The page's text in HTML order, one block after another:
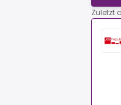
Zuletzt